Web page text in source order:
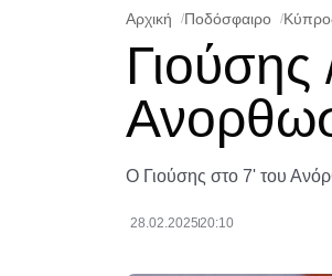
Αρχική Ποδόσφαιρο
Ο Γιούσης στο 7' του
28.02.202520:10